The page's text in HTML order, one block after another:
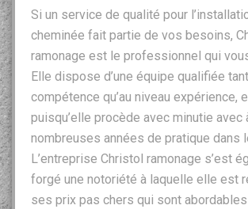
Si un service de qualité pour
cheminée fait partie de vos besoins,
ramonage est le professionnel qui
Elle dispose d’une équipe qualifiée
compétence qu’au niveau expérience,
puisqu’elle procède avec minutie avec
nombreuses années de pratique dans
L’entreprise Christol ramonage s’est
forgé une notoriété à laquelle elle est
ses prix pas chers qui sont